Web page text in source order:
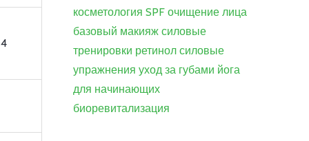
косметология SPF очищение лица
базовый макияж силовые
тренировки ретинол силовые
упражнения уход за губами йога
для начинающих
биоревитализация